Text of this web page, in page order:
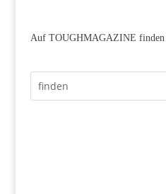
Auf TOUGHMAGAZINE finden